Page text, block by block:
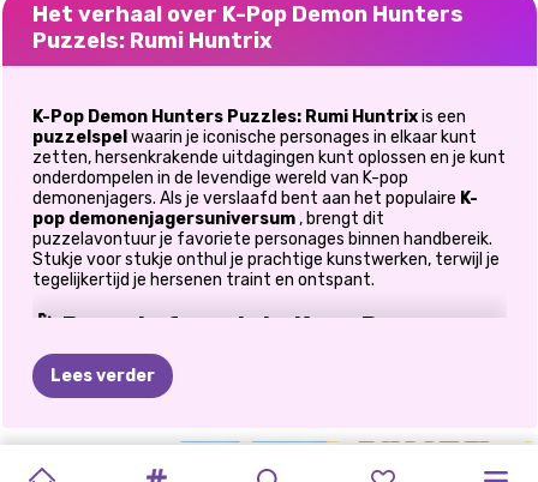
Het verhaal over K-Pop Demon Hunters
Puzzels: Rumi Huntrix
K-Pop Demon Hunters Puzzles: Rumi Huntrixis een
puzzelspel waarin je iconische personages in elkaar kunt
zetten, hersenkrakende uitdagingen kunt oplossen en je kunt
onderdompelen in de levendige wereld van K-pop
demonenjagers. Als je verslaafd bent aan het populaire K-
pop demonenjagersuniversum, brengt dit
puzzelavontuur je favoriete personages binnen handbereik.
Stukje voor stukje onthul je prachtige kunstwerken, terwijl je
tegelijkertijd je hersenen traint en ontspant.
🎤 Bouw je favoriete Kpop Demon
Hunters opnieuw op
Maak je klaar om je geliefde personages opnieuw te
Lees verder
HEXA
BRAINROT
WINTERPUZZEL EENHOORNS PRINSES